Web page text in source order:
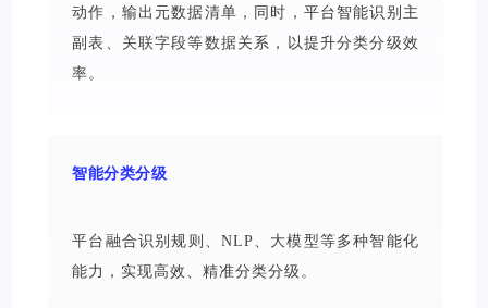
动作，输出元数据清单，同时，平台智能识别主
副表、关联字段等数据关系，以提升分类分级效
率。
智能分类分级
平台融合识别规则、NLP、大模型等多种智能化
能力，实现高效、精准分类分级。